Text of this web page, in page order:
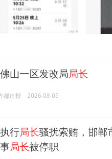
山一区发改局局长
都市报 2026-08-05
行局长骚扰索贿，邯郸
局长被停职